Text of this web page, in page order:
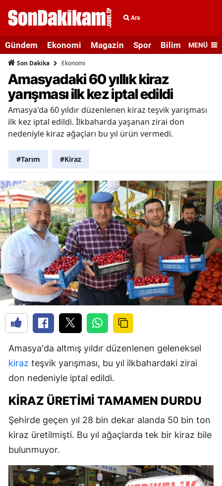
Ara
Gündem Ekonomi Magazin Spor Bilim veMENÜ
Son Dakika Ekonomi
Amasyadaki 60 yıllık kiraz
yarışması ilk kez iptal edildi
Amasya'da 60 yıldır düzenlenen kiraz teşvik yarışması
ilk kez iptal edildi. İlkbaharda yaşanan zirai don
nedeniyle kiraz ağaçları bu yıl ürün vermedi.
#Tarım #Kiraz
Amasya'da altmış yıldır düzenlenen geleneksel
kiraz teşvik yarışması, bu yıl ilkbahardaki zirai
don nedeniyle iptal edildi.
KIRAZ ÜRETIMI TAMAMEN DURDU
Şehirde geçen yıl 28 bin dekar alanda 50 bin ton
kiraz üretilmişti. Bu yıl ağaçlarda tek bir kiraz bile
bulunmuyor.